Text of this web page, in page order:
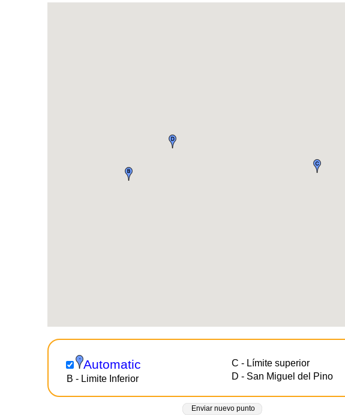
Automatic
B - Limite Inferior
C - Límite superior
D - San Miguel del Pino
Enviar nuevo punto